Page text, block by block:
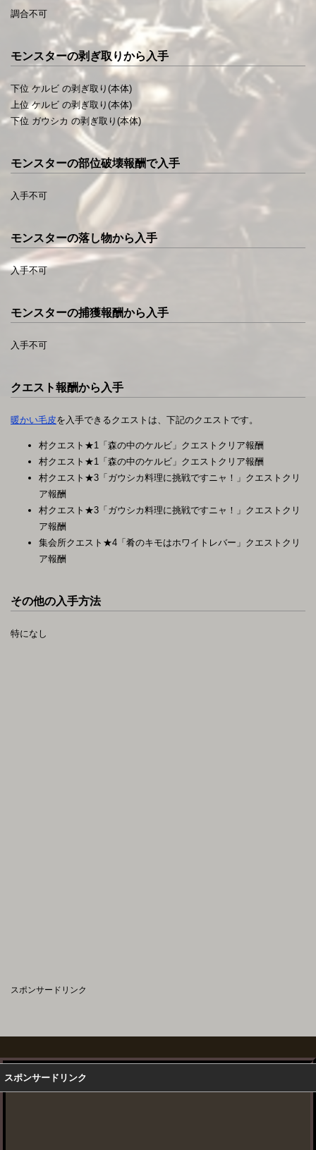
調合不可
モンスターの剥ぎ取りから入手
下位 ケルビ の剥ぎ取り(本体)
上位 ケルビ の剥ぎ取り(本体)
下位 ガウシカ の剥ぎ取り(本体)
モンスターの部位破壊報酬で入手
入手不可
モンスターの落し物から入手
入手不可
モンスターの捕獲報酬から入手
入手不可
クエスト報酬から入手
暖かい毛皮を入手できるクエストは、下記のクエストです。
村クエスト★1「森の中のケルビ」クエストクリア報酬
村クエスト★1「森の中のケルビ」クエストクリア報酬
村クエスト★3「ガウシカ料理に挑戦ですニャ！」クエストクリ
ア報酬
村クエスト★3「ガウシカ料理に挑戦ですニャ！」クエストクリ
ア報酬
集会所クエスト★4「肴のキモはホワイトレバー」クエストクリ
ア報酬
その他の入手方法
特になし
スポンサードリンク
スポンサードリンク